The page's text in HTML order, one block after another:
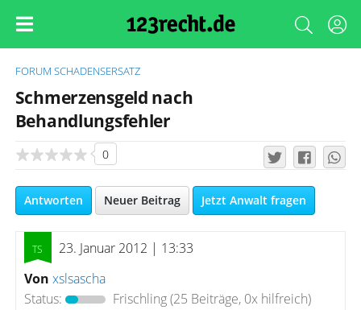
FORUM SCHADENSERSATZ
Schmerzensgeld nach
Behandlungsfehler
0
Antworten Neuer Beitrag Jetzt Anwalt fragen
23. Januar 2012 | 13:33
Von xslsascha
Status:
Frischling(25 Beiträge, 0x hilfreich)